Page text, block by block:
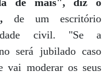
de um escritório
civil. "Se a
será jubilado caso
vai moderar os seus